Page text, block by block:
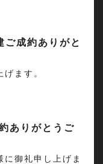
ご成約ありがと
ます。
ありがとうご
御礼申し上げま